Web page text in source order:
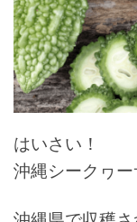
はいさい！
沖縄シークヮー